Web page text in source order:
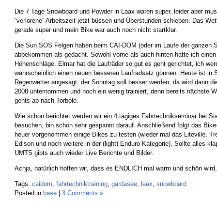
Die 7 Tage Snowboard und Powder in Laax waren super, leider aber
“verlorene” Arbeitszeit jetzt büssen und Überstunden schieben. Das
gerade super und mein Bike war auch noch nicht startklar.
Die Sun SOS Felgen haben beim CAI-DOM (oder im Laufe der ganzen
abbekommen als gedacht. Sowohl vorne als auch hinten hatte ich
Höhenschläge. Elmar hat die Laufräder so gut es geht gerichtet, ich
wahrscheinlich einen neuen besseren Laufradsatz gönnen. Heute ist in
Regenwetter angesagt; der Sonntag soll besser werden, da wird dann
2008 unternommen und noch ein wenig trainiert, denn bereits nächste
gehts ab nach Torbole.
Wie schon berichtet werden wir ein 4 tägiges Fahrtechnikseminar bei
besuchen, bin schon sehr gespannt darauf. Anschließend folgt das
heuer vorgenommen einige Bikes zu testen (wieder mal das Liteville,
Edison und noch weitere in der (light) Enduro Kategorie). Sollte alles
UMTS gibts auch wieder Live Berichte und Bilder.
Achja, natürlich hoffen wir, dass es ENDLICH mal warm und schön
Tags: caidom, fahrtechniktraining, gardasee, laax, snowboard
Posted in base 3 Comments »